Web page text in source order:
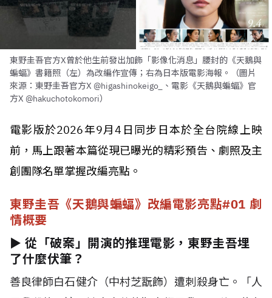
東野圭吾官方X曾於他生前發出加飾「影像化消息」腰封的《天鵝與
蝙蝠》書籍照（左）為改編作宣傳；右為日本版電影海報。（圖片
來源：東野圭吾官方X @higashinokeigo_、電影《天鵝與蝙蝠》官
方X @hakuchotokomori）
電影版於2026年9月4日同步日本於全台院線上映
前，馬上跟著本篇從現已曝光的精彩預告、劇照及主
創團隊名單掌握改編亮點。
東野圭吾《天鵝與蝙蝠》改編電影亮點#01 劇
情概要
► 從「破案」開演的推理電影，東野圭吾埋
了什麼伏筆？
善良律師白石健介（中村芝翫飾）遭刺殺身亡。「人